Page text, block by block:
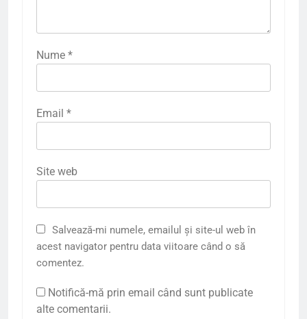
Nume *
Email *
Site web
Salvează-mi numele, emailul și site-ul web în
acest navigator pentru data viitoare când o să
comentez.
Notifică-mă prin email când sunt publicate
alte comentarii.